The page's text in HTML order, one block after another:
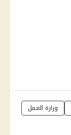
وزارة العمل